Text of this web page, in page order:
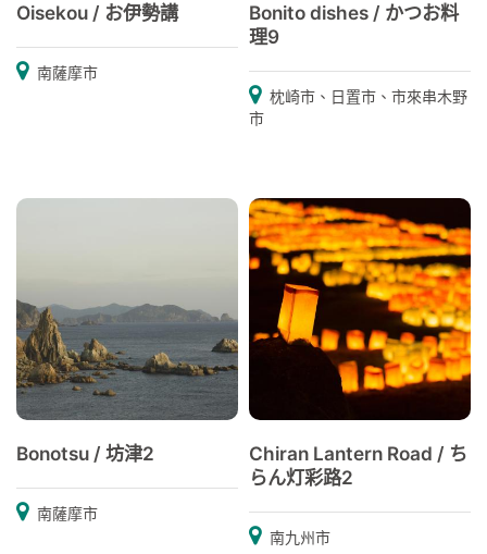
Oisekou / お伊勢講
南薩摩市
Bonito dishes / かつお料
理9
枕崎市、日置市、市來串木野
市
Bonotsu / 坊津2
南薩摩市
Chiran Lantern Road / ち
らん灯彩路2
南九州市